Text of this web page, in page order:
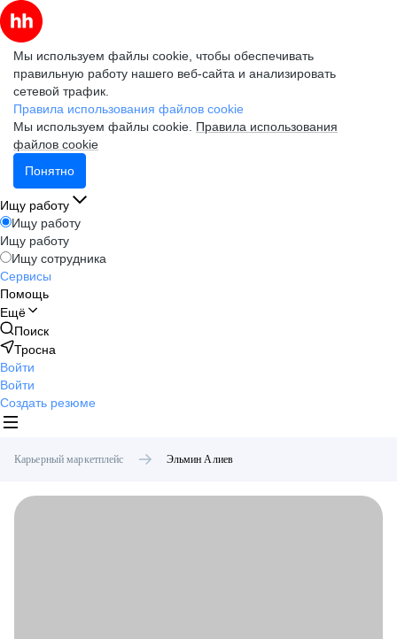
Мы используем файлы cookie, чтобы обеспечивать
правильную работу нашего веб-сайта и анализировать
сетевой трафик.
Правила использования файлов cookie
Мы используем файлы cookie. Правила использования
файлов cookie
Понятно
Ищу работу
Ищу работу
Ищу работу
Ищу сотрудника
Сервисы
Помощь
Ещё
Поиск
Тросна
Войти
Войти
Создать резюме
Карьерный маркетплейс Эльмин Алиев